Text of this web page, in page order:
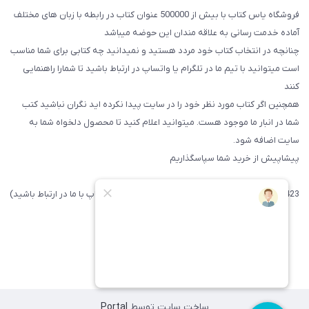
فروشگاه یاس کتاب با بیش از 500000 عنوان کتاب در رابطه با زبان های مختلف
آماده خدمت رسانی به علاقه مندان این حوضه میباشد
چنانچه در انتخاب کتاب خود مردد هستید و نمیدانید چه کتابی برای شما مناسب
است میتوانید با تیم ما در تلگرام یا واتساپ در ارتباط باشید تا شما‌را راهنمایی
کنند
همچنین اگر کتاب مورد نظر خود را در سایت پیدا نکرده اید نگران نباشید کتب
شما در انبار ما موجود هست. میتوانید اعلام کنید تا محصول دلخواه شما به
سایت اضافه شود.
پیشاپیش از خرید شما سپاسگذاریم
09371742423 (لطفا فقط پیامک داده و یا از طریق واتساپ با ما در ارتباط باشید)